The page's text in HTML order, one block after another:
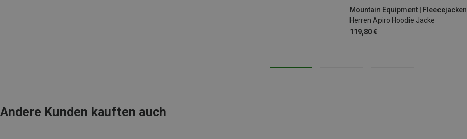
Mountain Equipment | Fleecejacken
Herren Apiro Hoodie Jacke
119,80 €
Andere Kunden kauften auch